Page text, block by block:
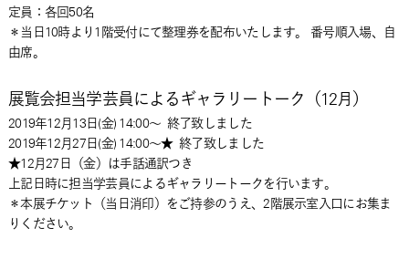
定員：各回50名
＊当日10時より1階受付にて整理券を配布いたします。 番号順入場、自
由席。
展覧会担当学芸員によるギャラリートーク（12月）
2019年12月13日(金) 14:00～ 終了致しました
2019年12月27日(金) 14:00～★終了致しました
★12月27日（金）は手話通訳つき
上記日時に担当学芸員によるギャラリートークを行います。
＊本展チケット（当日消印）をご持参のうえ、2階展示室入口にお集ま
りください。